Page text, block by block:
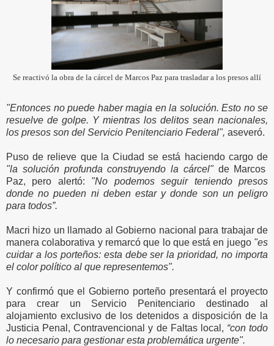
Se reactivó la obra de la cárcel de Marcos Paz para trasladar a los presos allí
"Entonces no puede haber magia en la solución. Esto no se
resuelve de golpe. Y mientras los delitos sean nacionales,
los presos son del Servicio Penitenciario Federal", aseveró.
Puso de relieve que la Ciudad se está haciendo cargo de
"la solución profunda construyendo la cárcel"de Marcos
Paz, pero alertó: "No podemos seguir teniendo presos
donde no pueden ni deben estar y donde son un peligro
para todos”.
Macri hizo un llamado al Gobierno nacional para trabajar de
manera colaborativa y remarcó que lo que está en juego"es
cuidar a los porteños: esta debe ser la prioridad, no importa
el color político al que representemos".
Y confirmó que el Gobierno porteño presentará el proyecto
para crear un Servicio Penitenciario destinado al
alojamiento exclusivo de los detenidos a disposición de la
Justicia Penal, Contravencional y de Faltas local, “con todo
lo necesario para gestionar esta problemática urgente".